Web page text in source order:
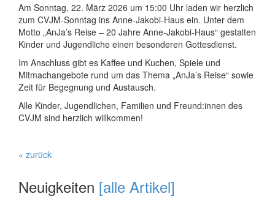
Am Sonntag, 22. März 2026 um 15:00 Uhr laden wir herzlich
zum CVJM-Sonntag ins Anne-Jakobi-Haus ein. Unter dem
Motto „AnJa’s Reise – 20 Jahre Anne-Jakobi-Haus“ gestalten
Kinder und Jugendliche einen besonderen Gottesdienst.
Im Anschluss gibt es Kaffee und Kuchen, Spiele und
Mitmachangebote rund um das Thema „AnJa’s Reise“ sowie
Zeit für Begegnung und Austausch.
Alle Kinder, Jugendlichen, Familien und Freund:innen des
CVJM sind herzlich willkommen!
« zurück
Neuigkeiten [alle Artikel]